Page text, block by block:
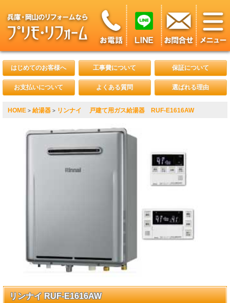
はじめてのお客様へ 工事費について 保証について
お支払いについて よくある質問 選ばれる理由
HOME > 給湯器 > リンナイ 戸建て用ガス給湯器 RUF-E1616AW
リンナイ RUF-E1616AW